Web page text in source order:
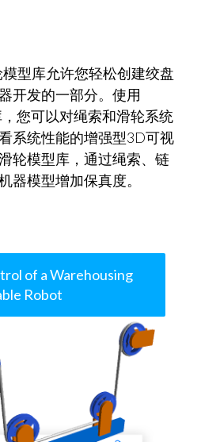
型库允许您轻松创建绞盘
开发的一部分。使用
您可以对绳索和滑轮系统
系统性能的增强型3D可视
轮模型库，通过绳索、链
器模型增加保真度。
of a Warehousing
Robot